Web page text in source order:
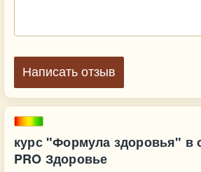
курс "Формула здоровья" в
PRO Здоровье
Написать отзыв